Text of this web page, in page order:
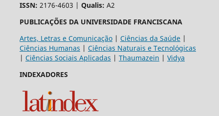
ISSN: 2176-4603 | Qualis: A2
PUBLICAÇÕES DA UNIVERSIDADE FRANCISCANA
Artes, Letras e Comunicação| Ciências da Saúde|
Ciências Humanas | Ciências Naturais e Tecnológicas
| Ciências Sociais Aplicadas | Thaumazein | Vidya
INDEXADORES